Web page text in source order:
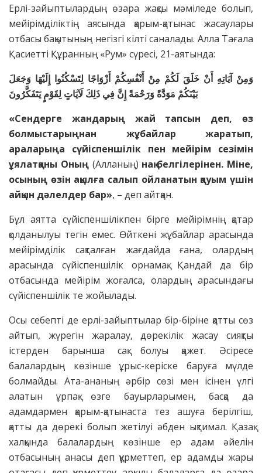
Ерлі-зайыптылардың өзара жақсы мәміледе болып,
мейірімділіктің аясында қарым-қатынас жасаулары
отбасы бақытының негізгі кілті саналады. Алла Тағала
Қасиетті Құранның «Рум» сүресі, 21-аятында:
وَمِنْ آيَاتِهِ أَنْ خَلَقَ لَكُمْ مِنْ أَنْفُسِكُمْ أَزْوَاجًا لِتَسْكُنُوا إِلَيْهَا وَجَعَلَ
بَيْنَكُمْ مَوَدَّةً وَرَحْمَةً إِنَّ فِي ذَلِكَ لَآيَاتٍ لِقَوْمٍ يَتَفَكَّرُونَ
«Сендерге жандарың жай тапсын деп, өз
болмыстарыңнан жұбайлар жаратып,
араларыңа сүйіспеншілік пен мейірім сезімін
ұялатқаны Оның (Алланың) нақ белгілерінен. Міне,
осының өзін ақылға салып ойланатын қауым үшін
айқын дәлелдер бар», – деп айтқан.
Бұл аятта сүйіспеншілікпен бірге мейірімнің қатар
қолданылуы тегін емес. Өйткені жұбайлар арасында
мейірімділік сақталған жағдайда ғана, олардың
арасында сүйіспеншілік орнамақ. Қандай да бір
отбасында мейірім жоғалса, олардың арасындағы
сүйіспеншілік те жойылады.
Осы себепті де ерлі-зайыптылар бір-біріне қатты сөз
айтып, жүрегін жаралау, дөрекілік жасау сияқты
істерден барынша сақ болуы қажет. Әсіресе
балалардың көзінше ұрыс-керіске баруға мүлде
болмайды. Ата-ананың әрбір сөзі мен ісінен үлгі
алатын ұрпақ өзге бауырларымен, басқа да
адамдармен қарым-қатынаста тез ашуға берілгіш,
қатты да дөрекі болып жетілуі әбден ықтимал. Қазақ
халқында балалардың көзінше ер адам әйелін
отбасының анасы деп құрметтеп, ер адамды жары